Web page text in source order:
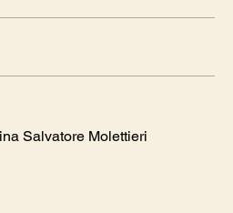
Salvatore Molettieri